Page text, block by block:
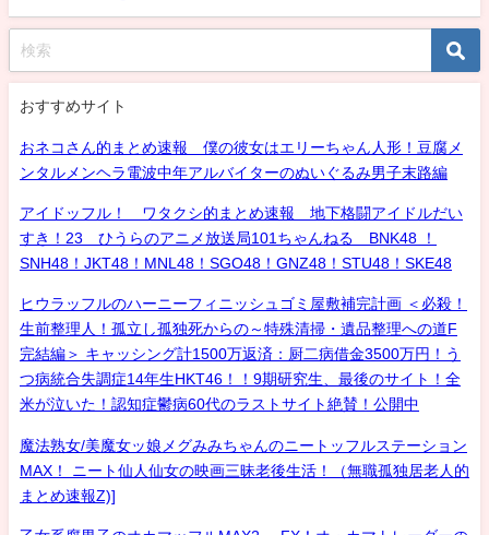
おすすめサイト
おネコさん的まとめ速報 僕の彼女はエリーちゃん人形！豆腐メ
ンタルメンヘラ電波中年アルバイターのぬいぐるみ男子末路編
アイドッフル！ ワタクシ的まとめ速報 地下格闘アイドルだい
すき！23 ひうらのアニメ放送局101ちゃんねる BNK48 ！
SNH48！JKT48！MNL48！SGO48！GNZ48！STU48！SKE48
ヒウラッフルのハーニーフィニッシュゴミ屋敷補完計画 ＜必殺！
生前整理人！孤立し孤独死からの～特殊清掃・遺品整理への道F
完結編＞ キャッシング計1500万返済：厨二病借金3500万円！う
つ病統合失調症14年生HKT46！！9期研究生、最後のサイト！全
米が泣いた！認知症鬱病60代のラストサイト絶賛！公開中
魔法熟女/美魔女ッ娘メグみみちゃんのニートッフルステーション
MAX！ ニート仙人仙女の映画三昧老後生活！（無職孤独居老人的
まとめ速報Z)]